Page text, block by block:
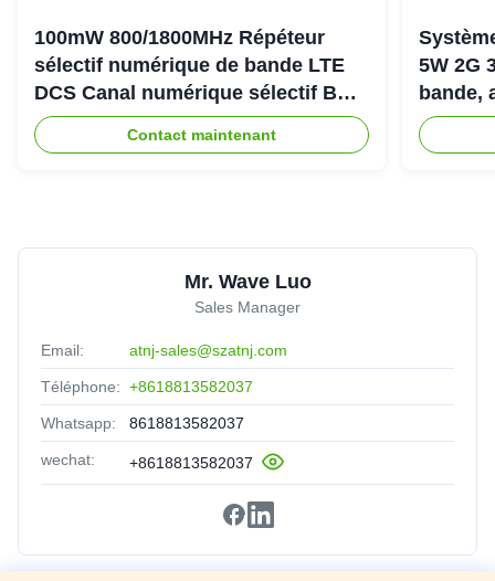
100mW 800/1800MHz Répéteur
sélectif numérique de bande LTE
DCS Canal numérique sélectif Bda
Pico Répéteur
Contact maintenant
5W 2G
bande,
Mr. Wave Luo
Sales Manager
Email: atnj-sales@szatnj.com
Téléphone: +8618813582037
Whatsapp: 8618813582037
wechat: +8618813582037